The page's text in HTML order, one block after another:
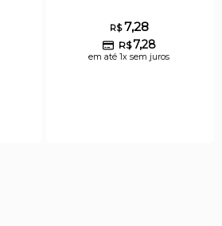
R$7,28
R$7,28
em até 1x sem juros